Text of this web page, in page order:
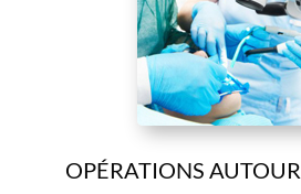
OPÉRATIONS